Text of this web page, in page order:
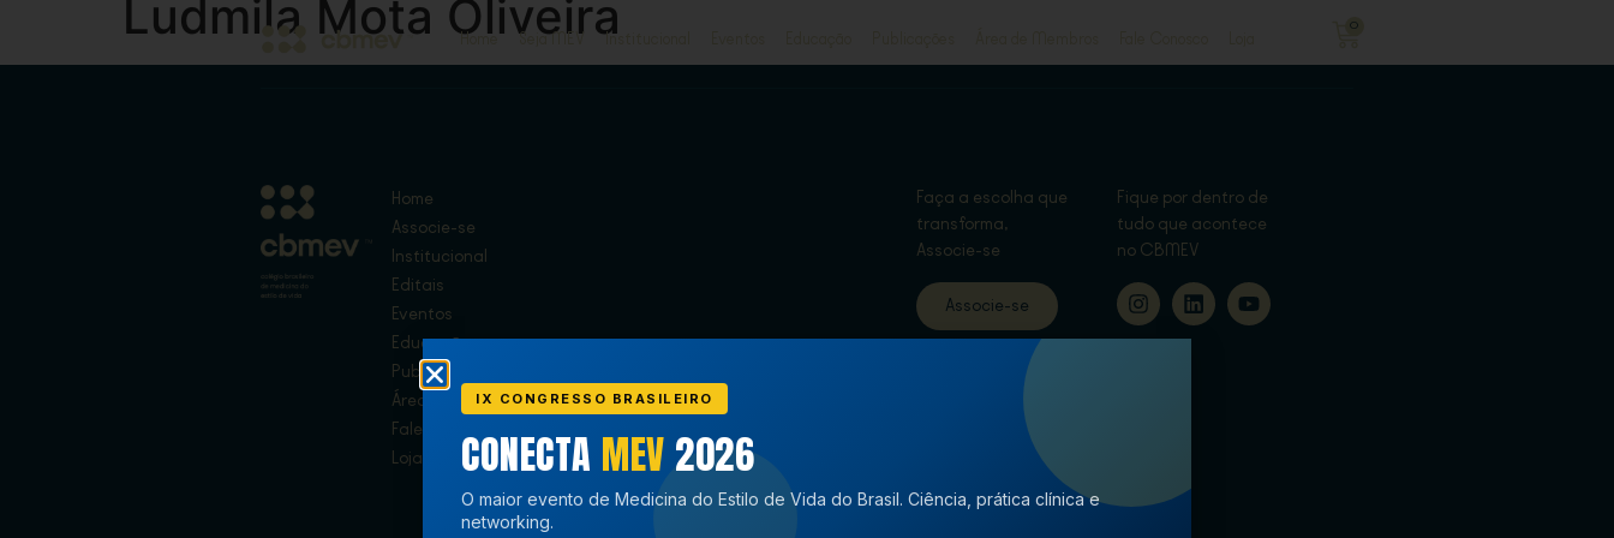
Home Seja MEV Institucional
0
Ludmila Mota Oliveira
Home
Associe-se
Institucional
Editais
Eventos
Educação
Publicações
Área de Membros
Fale Conosco
Loja
Faça a escolha que
transforma,
Associe-se
Associe-se
Fique por dentro de
tudo que acontece
no CBMEV
IX CONGRESSO BRASILEIRO
CONECTA MEV 2026
O maior evento de Medicina do Estilo de Vida do Brasil. Ciência, prática clínica e
networking.